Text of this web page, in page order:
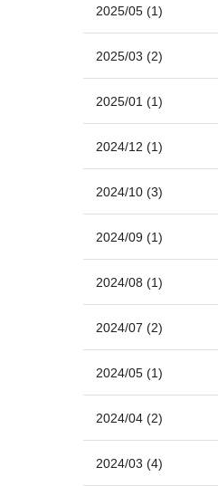
2025/05 (1)
2025/03 (2)
2025/01 (1)
2024/12 (1)
2024/10 (3)
2024/09 (1)
2024/08 (1)
2024/07 (2)
2024/05 (1)
2024/04 (2)
2024/03 (4)